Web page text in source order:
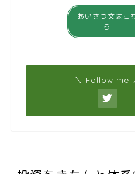
あいさつ文はこ
ら
＼ Follow me